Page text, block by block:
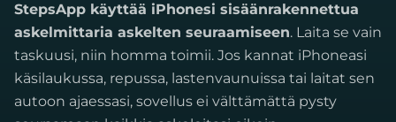
StepsApp käyttää iPhonesi sisäänrakennettua
askelmittaria askelten seuraamiseen. Laita se vain
taskuusi, niin homma toimii. Jos kannat iPhoneasi
käsilaukussa, repussa, lastenvaunuissa tai laitat sen
autoon ajaessasi, sovellus ei välttämättä pysty